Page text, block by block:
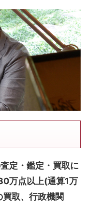
定・鑑定・買取に
万点以上(通算1万
買取、行政機関